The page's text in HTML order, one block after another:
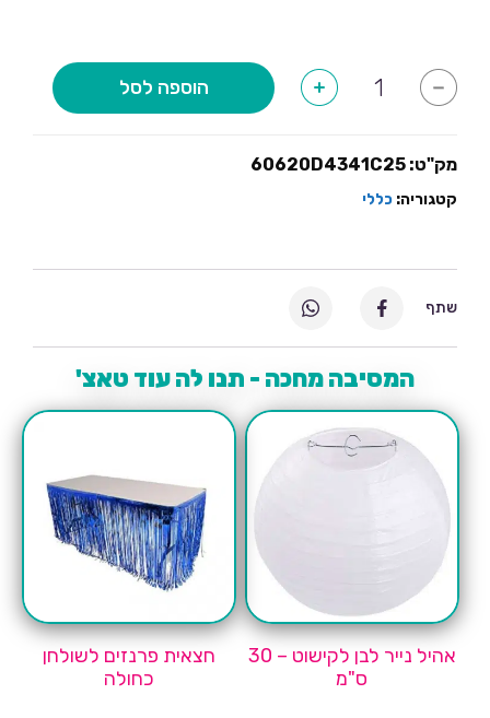
-
של
צבעוני-5
+ הוספה לסל
מק"ט: 60620D4341C25
קטגוריה: כללי
המסיבה מחכה - תנו לה עוד טאצ'
אהיל נייר לבן לקישוט – 30
ס"מ
חצאית פרנזים לשולחן
כחולה
שתף